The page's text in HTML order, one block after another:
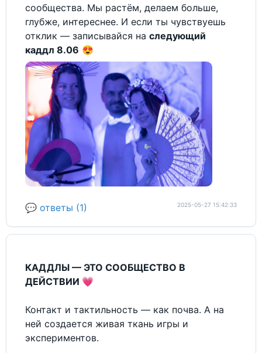
сообщества. Мы растём, делаем больше,
глубже, интереснее. И если ты чувствуешь
отклик — записывайся на следующий
каддл 8.06 😍
💬 ответы (1) 2025-05-27 15:42:33
КАДДЛЫ — ЭТО СООБЩЕСТВО В
ДЕЙСТВИИ 💗
Контакт и тактильность — как почва. А на
ней создается живая ткань игры и
экспериментов.